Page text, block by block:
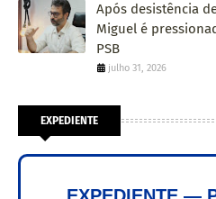
Após desistência
Miguel é
PSB
julho 31, 2026
EXPEDIENTE
EXPEDIENTE —